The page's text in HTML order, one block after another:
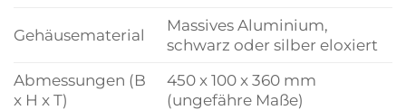
Gehäusematerial
Massives Aluminium,
schwarz oder silber eloxiert
Abmessungen (B
x H x T)
450 x 100 x 360 mm
(ungefähre Maße)